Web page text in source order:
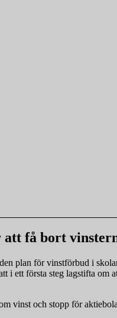
få bort
plan för vinstförbud i
i ett första steg lagstifta om
vinst och stopp för